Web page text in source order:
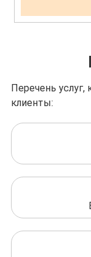
Перечень
клиенты: